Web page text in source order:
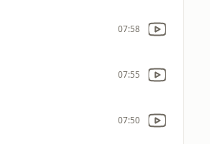
07:58
07:55
07:50